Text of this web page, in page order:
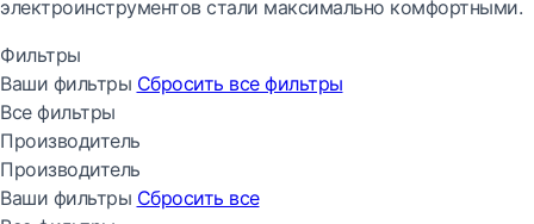
электроинструментов стали максимально комфортными.
Фильтры
Ваши фильтры Сбросить все фильтры
Все фильтры
Производитель
Производитель
Ваши фильтры Сбросить все